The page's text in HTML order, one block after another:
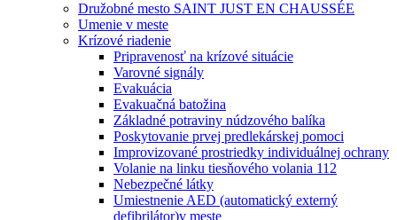
Družobné mesto SAINT JUST EN CHAUSSÉE
Umenie v meste
Krízové riadenie
Pripravenosť na krízové situácie
Varovné signály
Evakuácia
Evakuačná batožina
Základné potraviny núdzového balíka
Poskytovanie prvej predlekárskej pomoci
Improvizované prostriedky individuálnej ochrany
Volanie na linku tiesňového volania 112
Nebezpečné látky
Umiestnenie AED (automatický externý
defibrilátor)v meste